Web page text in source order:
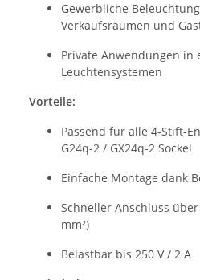
Gewerbliche
Verkaufsräumen und
Private Anwendungen in
Leuchtensystemen
Vorteile:
Passend für alle 4-Stift-
G24q-2 / GX24q-2 Sockel
Einfache Montage dank
Schneller Anschluss
mm²)
Belastbar bis 250 V / 2 A